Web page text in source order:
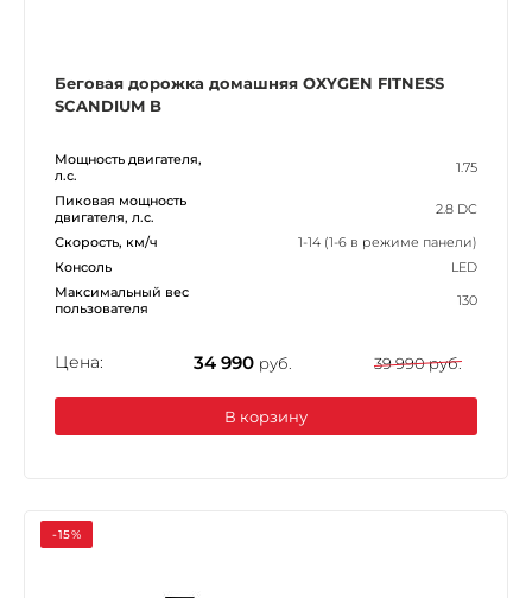
Беговая дорожка домашняя OXYGEN FITNESS
SCANDIUM B
Мощность двигателя,
л.с.
1.75
Пиковая мощность
двигателя, л.с.
2.8 DC
Скорость, км/ч
1-14 (1-6 в режиме панели)
Консоль
LED
Максимальный вес
пользователя
130
Цена: 34 990 руб. 39 990 руб.
В корзину
-15%